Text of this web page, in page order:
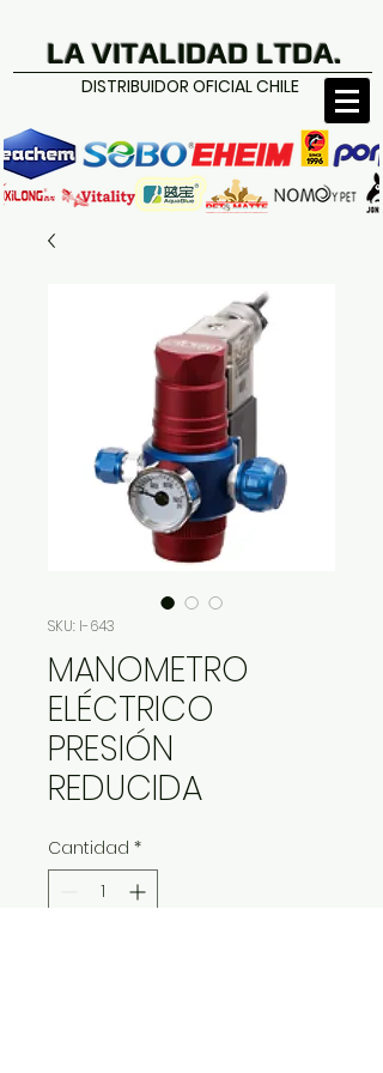
LA VITALIDAD LTDA.
DISTRIBUIDOR OFICIAL CHILE
SKU: I-643
MANOMETRO
ELÉCTRICO
PRESIÓN
REDUCIDA
Cantidad *